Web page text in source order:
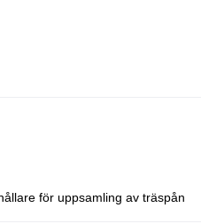
för uppsamling av träspån